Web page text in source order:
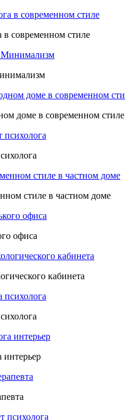
в современном стиле
доме в современном стиле
стиле в частном доме
офиса
кабинета
интерьер